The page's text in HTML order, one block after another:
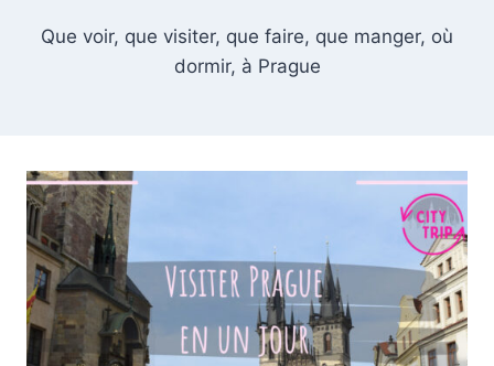
Que voir, que visiter, que faire, que manger, où
dormir, à Prague